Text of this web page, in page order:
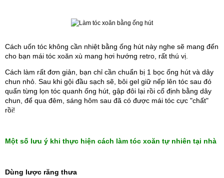
Cách uốn tóc không cần nhiệt bằng ống hút này nghe sẽ mang đến
cho bạn mái tóc xoăn xù mang hơi hướng retro, rất thú vị.
Cách làm rất đơn giản, bạn chỉ cần chuẩn bị 1 bọc ống hút và dây
chun nhỏ. Sau khi gội đầu sạch sẽ, bôi gel giữ nếp lên tóc sau đó
quấn từng lọn tóc quanh ống hút, gập đôi lại rồi cố định bằng dây
chun, để qua đêm, sáng hôm sau đã có được mái tóc cực "chất"
rồi!
Một số lưu ý khi thực hiện cách làm tóc xoăn tự nhiên tại nhà
Dùng lược răng thưa